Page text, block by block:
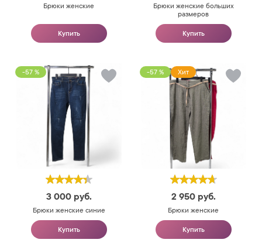
Брюки женские
Купить
Брюки женские больших
размеров
Купить
-57 %
3 000 руб.
Брюки женские синие
Купить
-57 % Хит
2 950 руб.
Брюки женские
Купить